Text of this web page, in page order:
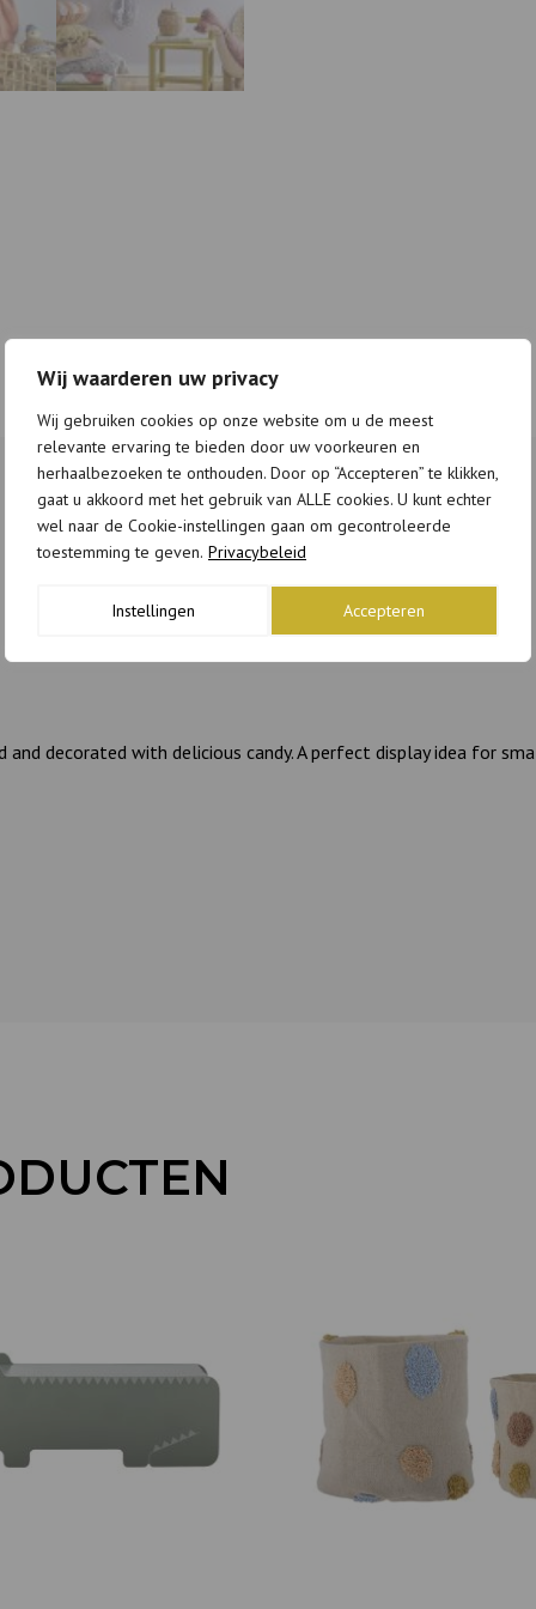
Wij waarderen uw privacy
Wij gebruiken cookies op onze website om u de meest
relevante ervaring te bieden door uw voorkeuren en
herhaalbezoeken te onthouden. Door op “Accepteren” te klikken,
gaat u akkoord met het gebruik van ALLE cookies. U kunt echter
wel naar de Cookie-instellingen gaan om gecontroleerde
toestemming te geven. Privacybeleid
Instellingen Accepteren
decorated with delicious candy. A perfect display idea for